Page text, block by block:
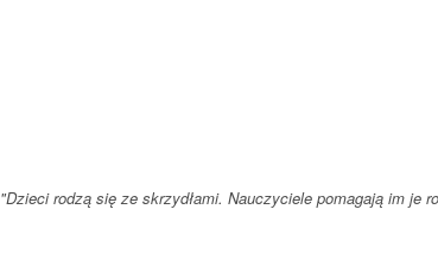
"Dzieci rodzą się ze skrzydłami. Nauczyciele pomagają im je